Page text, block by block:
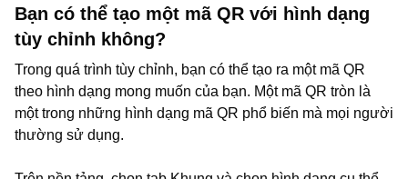
Bạn có thể tạo một mã QR với hình dạng
tùy chỉnh không?
Trong quá trình tùy chỉnh, bạn có thể tạo ra một mã QR
theo hình dạng mong muốn của bạn. Một mã QR tròn là
một trong những hình dạng mã QR phổ biến mà mọi người
thường sử dụng.